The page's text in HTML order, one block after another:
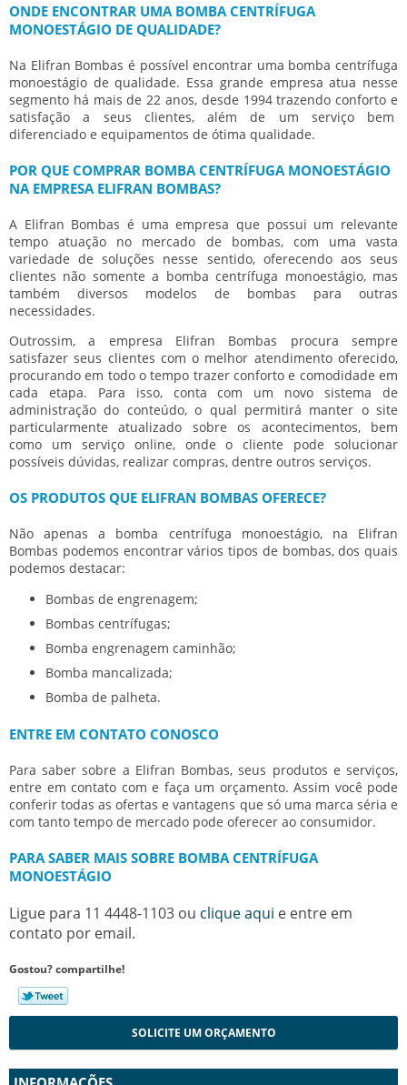
ONDE ENCONTRAR UMA BOMBA CENTRÍFUGA
MONOESTÁGIO DE QUALIDADE?
Na Elifran Bombas é possível encontrar uma bomba centrífuga
monoestágio de qualidade. Essa grande empresa atua nesse
segmento há mais de 22 anos, desde 1994 trazendo conforto e
satisfação a seus clientes, além de um serviço bem
diferenciado e equipamentos de ótima qualidade.
POR QUE COMPRAR BOMBA CENTRÍFUGA MONOESTÁGIO
NA EMPRESA ELIFRAN BOMBAS?
A Elifran Bombas é uma empresa que possui um relevante
tempo atuação no mercado de bombas, com uma vasta
variedade de soluções nesse sentido, oferecendo aos seus
clientes não somente a bomba centrífuga monoestágio, mas
também diversos modelos de bombas para outras
necessidades.
Outrossim, a empresa Elifran Bombas procura sempre
satisfazer seus clientes com o melhor atendimento oferecido,
procurando em todo o tempo trazer conforto e comodidade em
cada etapa. Para isso, conta com um novo sistema de
administração do conteúdo, o qual permitirá manter o site
particularmente atualizado sobre os acontecimentos, bem
como um serviço online, onde o cliente pode solucionar
possíveis dúvidas, realizar compras, dentre outros serviços.
OS PRODUTOS QUE ELIFRAN BOMBAS OFERECE?
Não apenas a bomba centrífuga monoestágio, na Elifran
Bombas podemos encontrar vários tipos de bombas, dos quais
podemos destacar:
Bombas de engrenagem;
Bombas centrífugas;
Bomba engrenagem caminhão;
Bomba mancalizada;
Bomba de palheta.
ENTRE EM CONTATO CONOSCO
Para saber sobre a Elifran Bombas, seus produtos e serviços,
entre em contato com e faça um orçamento. Assim você pode
conferir todas as ofertas e vantagens que só uma marca séria e
com tanto tempo de mercado pode oferecer ao consumidor.
PARA SABER MAIS SOBRE BOMBA CENTRÍFUGA
MONOESTÁGIO
Ligue para 11 4448-1103 ou clique aqui e entre em
contato por email.
Gostou? compartilhe!
SOLICITE UM ORÇAMENTO